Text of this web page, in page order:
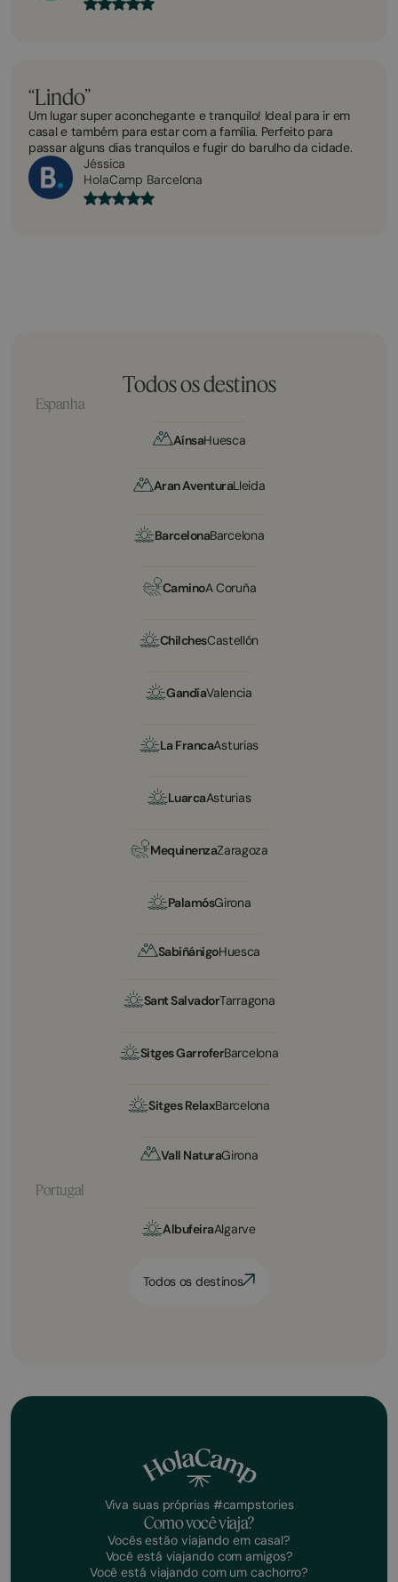
“Lindo”
Um lugar super aconchegante e tranquilo! Ideal para ir em
casal e também para estar com a família. Perfeito para
passar alguns dias tranquilos e fugir do barulho da cidade.
Jéssica
HolaCamp Barcelona
Todos os destinos
Espanha
AínsaHuesca
Aran AventuraLleida
BarcelonaBarcelona
CaminoA Coruña
ChilchesCastellón
GandíaValencia
La FrancaAsturias
LuarcaAsturias
MequinenzaZaragoza
PalamósGirona
SabiñánigoHuesca
Sant SalvadorTarragona
Sitges GarroferBarcelona
Sitges RelaxBarcelona
Vall NaturaGirona
Portugal
AlbufeiraAlgarve
Todos os destinos
Viva suas próprias #campstories
Como você viaja?
Vocês estão viajando em casal?
Você está viajando com amigos?
Você está viajando com um cachorro?